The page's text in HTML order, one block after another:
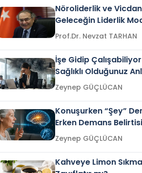
Nöroliderlik ve
Geleceğin Liderlik
Prof.Dr. Nevzat TARHAN
İşe Gidip
Sağlıklı Olduğunuz
Gelir mi?Zeynep GÜÇLÜCAN
Konuşurken “Şey”
Erken Demans Belirtisi
Olabilir mi?Zeynep GÜÇLÜCAN
Kahveye Limon